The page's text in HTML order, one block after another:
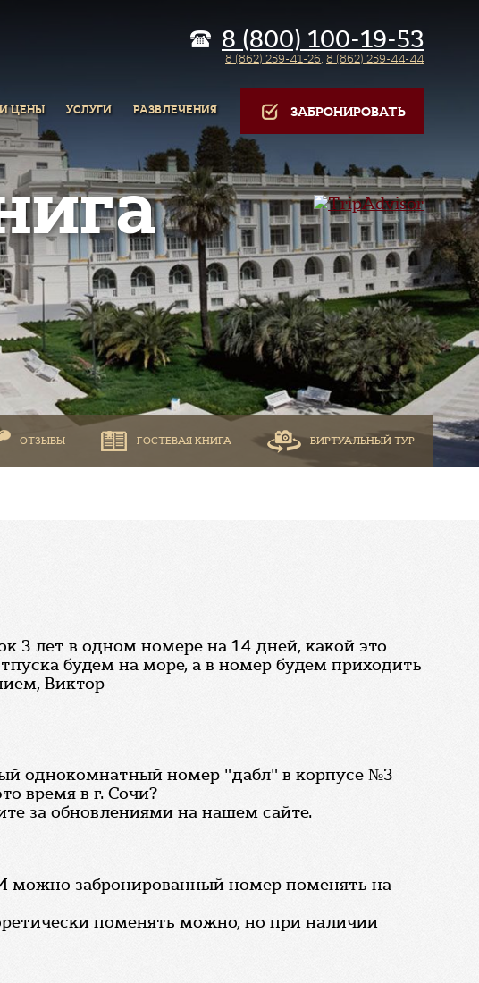
8 (800) 100-19-53
8 (862) 259-41-26, 8 (862) 259-44-44
ЦЕНЫ УСЛУГИ РАЗВЛЕЧЕНИЯ ЗАБРОНИРОВАТЬ
ОТЗЫВЫ ГОСТЕВАЯ КНИГА ВИРТУАЛЬНЫЙ ТУР
3 лет в одном номере на 14 дней, какой это
будем на море, а в номер будем приходить
Виктор
однокомнатный номер "дабл" в корпусе №3
время в г. Сочи?
за обновлениями на нашем сайте.
можно забронированный номер поменять на
поменять можно, но при наличии